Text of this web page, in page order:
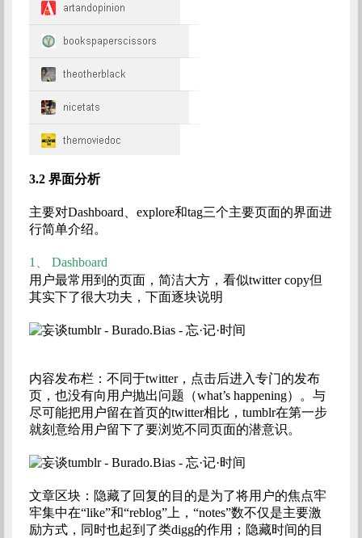
3.2 界面分析
主要对Dashboard、explore和tag三个主要页面的界面进
行简单介绍。
1、
Dashboard
用户最常用到的页面，简洁大方，看似twitter copy但
其实下了很大功夫，下面逐块说明
内容发布栏：不同于twitter，点击后进入专门的发布
页，也没有向用户抛出问题（what’s happening）。与
尽可能把用户留在首页的twitter相比，tumblr在第一步
就刻意给用户留下了要浏览不同页面的潜意识。
文章区块：隐藏了回复的目的是为了将用户的焦点牢
牢集中在“like”和“reblog”上，“notes”数不仅是主要激
励方式，同时也起到了类digg的作用；隐藏时间的目